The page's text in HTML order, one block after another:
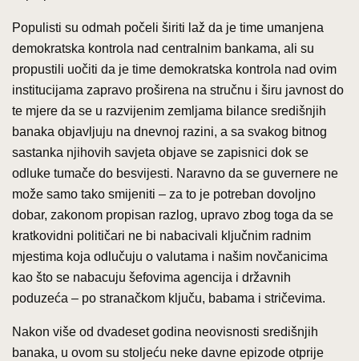
Populisti su odmah počeli širiti laž da je time umanjena
demokratska kontrola nad centralnim bankama, ali su
propustili uočiti da je time demokratska kontrola nad ovim
institucijama zapravo proširena na stručnu i širu javnost do
te mjere da se u razvijenim zemljama bilance središnjih
banaka objavljuju na dnevnoj razini, a sa svakog bitnog
sastanka njihovih savjeta objave se zapisnici dok se
odluke tumače do besvijesti. Naravno da se guvernere ne
može samo tako smijeniti – za to je potreban dovoljno
dobar, zakonom propisan razlog, upravo zbog toga da se
kratkovidni političari ne bi nabacivali ključnim radnim
mjestima koja odlučuju o valutama i našim novčanicima
kao što se nabacuju šefovima agencija i državnih
poduzeća – po stranačkom ključu, babama i stričevima.
Nakon više od dvadeset godina neovisnosti središnjih
banaka, u ovom su stoljeću neke davne epizode otprije